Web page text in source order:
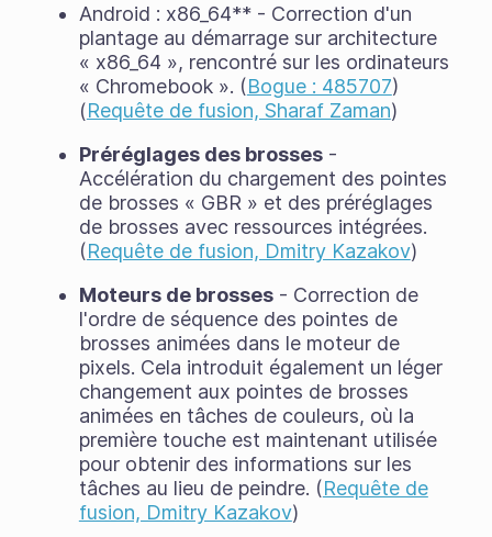
Android : x86_64** - Correction d'un
plantage au démarrage sur architecture
« x86_64 », rencontré sur les ordinateurs
« Chromebook ». (Bogue : 485707)
(Requête de fusion, Sharaf Zaman)
Préréglages des brosses-
Accélération du chargement des pointes
de brosses « GBR » et des préréglages
de brosses avec ressources intégrées.
(Requête de fusion, Dmitry Kazakov)
Moteurs de brosses- Correction de
l'ordre de séquence des pointes de
brosses animées dans le moteur de
pixels. Cela introduit également un léger
changement aux pointes de brosses
animées en tâches de couleurs, où la
première touche est maintenant utilisée
pour obtenir des informations sur les
tâches au lieu de peindre. (Requête de
fusion, Dmitry Kazakov)